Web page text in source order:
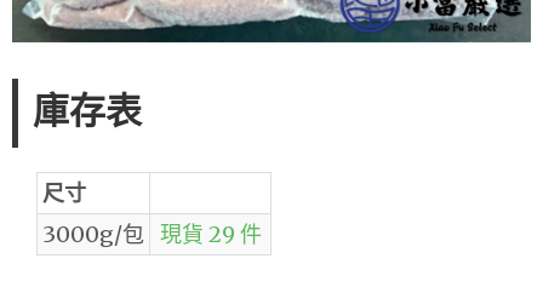
庫存表
尺寸
3000g/包 現貨 29 件